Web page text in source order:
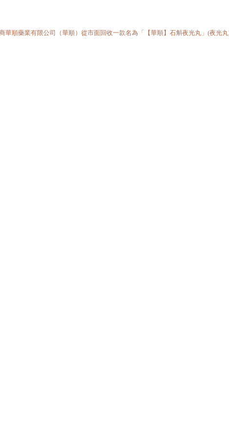
華順藥業有限公司（華順）從市面回收一款名為「【華順】石斛夜光丸」(夜光